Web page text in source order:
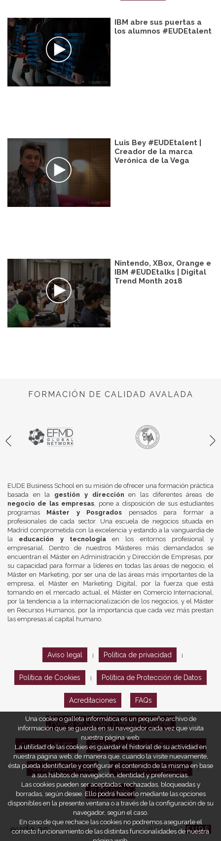
IBM abre sus puertas a
los alumnos #EUDEtalent
Luis Bey #EUDEtalent |
Creador de la marca
Verónica de la Vega
Nintendo, XBox, Orange e
IBM #EUDEtalks | Digital
Trend Month 2018
FORMACIÓN DE CALIDAD AVALADA
EUDE Business School en su misión de ofrecer una formación práctica
basada en la gestión y dirección en las diferentes áreas de
negocio de las empresas , pone a disposición de sus estudiantes
programas Máster y Posgrados pensados para formar a
profesionales de cada sector. Una escuela de negocios situada en
Madrid comprometida con la excelencia y estando a la vanguardia de
la educación y tecnologíaen los entornos profesional y
empresarial. Dentro de nuestros Másteres más demandados se
encuentran el Máster en Administración y Dirección de Empresas, por
su capacidad para formar a líderes en todas las áreas de negocio, el
Máster en Marketing, por ser una de las áreas más importantes de la
empresa, el Máster en Marketing Digital, por la fuerza que está
tomando en el mercado actual, el Máster en Comercio Internacional,
por la tendencia a la internacionalización de los negocios, y el Máster
en Recursos Humanos, por la importancia que cada vez más prestan
las empresas al capital humano.
Aviso legal Política de privacidad
Política de Cookies Política de Protección de Datos
Acreditaciones FAQs
Política de Calidad y Medio Ambiente
Opiniones EUDE Política de Marketing Responsable
Código ético EUDE | Política de compliance |
EUDE Digital
eude.es #WEAREEUDE
Una cookie o galleta informática es un pequeño archivo de
información que se guarda en su navegador cada vez que visita
nuestra página web.
La utilidad de las cookies es guardar el historial de su actividad en
nuestra página web, de manera que, cuando la visite nuevamente,
ésta pueda identificarle y configurar el contenido de la misma en base
a sus hábitos de navegación, identidad y preferencias.
Las cookies pueden ser aceptadas, rechazadas, bloqueadas y
borradas, según desee. Ello podrá hacerlo mediante las opciones
disponibles en la presente ventana o a través de la configuración de su
navegador, según el caso.
En caso de que rechace las cookies no podremos asegurarle el
correcto funcionamiento de las distintas funcionalidades de nuestra